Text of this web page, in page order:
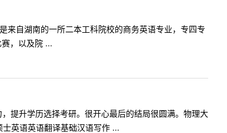
自湖南的一所二本工科院校的商务英语专业，专四专
，以及院 ...
提升学历选择考研。很开心最后的结局很圆满。物理大
英语英语翻译基础汉语写作 ...